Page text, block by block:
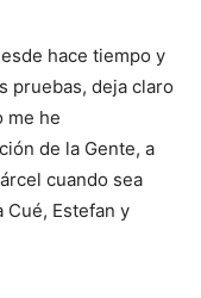
hace tiempo y
pruebas, deja claro
me he
de la Gente, a
cuando sea
Cué, Estefan y